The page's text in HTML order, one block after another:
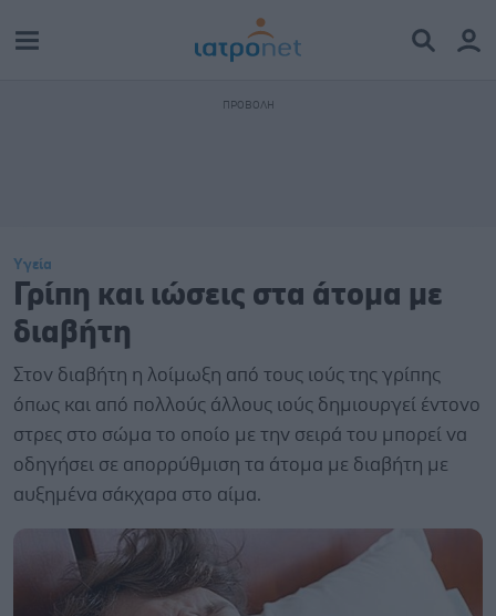
Υγεία
Γρίπη και ιώσεις στα άτομα με
διαβήτη
Στον διαβήτη η λοίμωξη από τους ιούς της γρίπης
όπως και από πολλούς άλλους ιούς δημιουργεί έντονο
στρες στο σώμα το οποίο με την σειρά του μπορεί να
οδηγήσει σε απορρύθμιση τα άτομα με διαβήτη με
αυξημένα σάκχαρα στο αίμα.